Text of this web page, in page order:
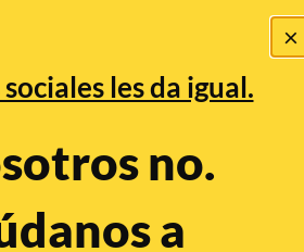
×
les da igual.
no.
a
Bulos
contra la
de